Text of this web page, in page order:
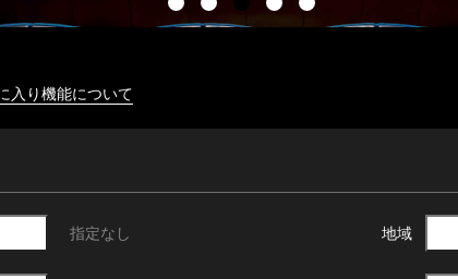
入り機能について
指定なし 地域